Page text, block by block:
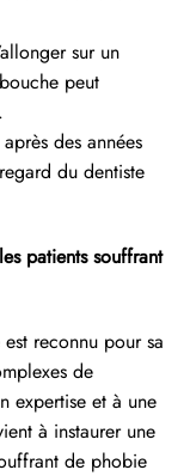
sur un
peut
des années
du dentiste
patients souffrant
reconnu pour sa
de
expertise et à une
à instaurer une
de phobie